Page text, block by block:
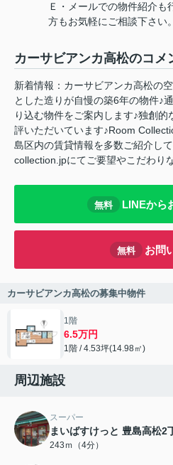
Ｅ・メールでの物件紹介も
方もお気軽にご相談下さい。
カーサビアンカ高松のコ
新着情報：カーサビアンカ高松の
とした造りが自慢の築6年の物件♪
り込む物件をご案内します♪独創
評いただいています♪Room
島区内の賃貸情報を多数ご紹介し
collection.jpにてご要望やこだわり
無料 LINEから
無料 お問
カーサビアンカ高松の募集中物件
1階
6.5万円
1階 / 4.53坪(14.98㎡)
周辺施設
スーパー
まいばすけっと 豊島高松2
243ｍ（4分）